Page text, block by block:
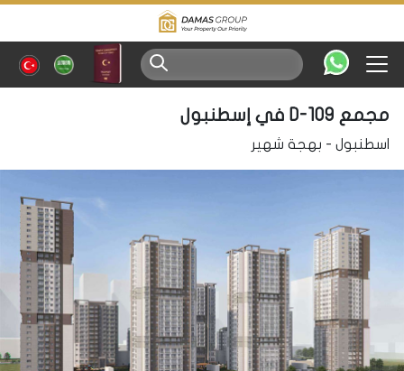
مجمع D-109 في إسطنبول
اسطنبول - بهجة شهير